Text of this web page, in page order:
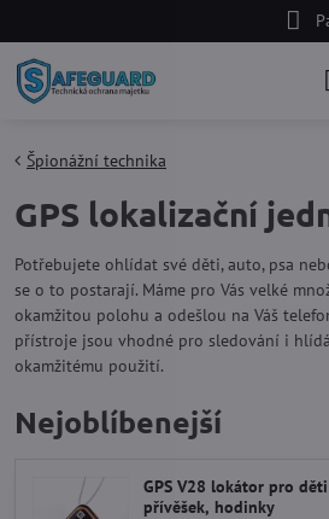
Špionážní technika
GPS lokalizační
Potřebujete ohlídat své děti, auto, psa
se o to postarají. Máme pro Vás velké
okamžitou polohu a odešlou na Váš
přístroje jsou vhodné pro sledování i
okamžitému použití.
Nejoblíbenejší
GPS V28 lokátor pro
přívěšek, hodinky